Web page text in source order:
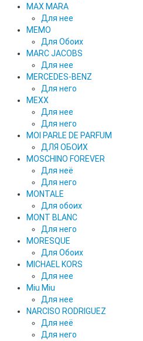
MAX MARA
Для нее
MEMO
Для Обоих
MARC JACOBS
Для нее
MERCEDES-BENZ
Для него
MEXX
Для нее
Для него
MOI PARLE DE PARFUM
ДЛЯ ОБОИХ
MOSCHINO FOREVER
Для неё
Для него
MONTALE
Для обоих
MONT BLANC
Для него
MORESQUE
Для Обоих
MICHAEL KORS
Для нее
Miu Miu
Для нее
NARCISO RODRIGUEZ
Для неё
Для него